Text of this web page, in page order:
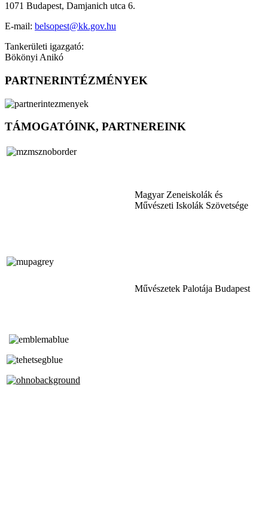
1071 Budapest, Damjanich utca 6.
E-mail: belsopest@kk.gov.hu
Tankerületi igazgató:
Bökönyi Anikó
PARTNERINTÉZMÉNYEK
TÁMOGATÓINK, PARTNEREINK
Magyar Zeneiskolák és
Művészeti Iskolák Szövetsége
Művészetek Palotája Budapest